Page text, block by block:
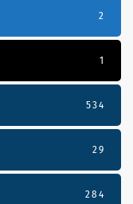
2
1
534
29
284